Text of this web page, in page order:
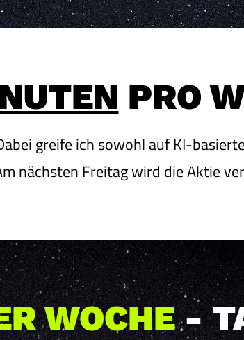
PRO
greife ich sowohl auf KI-
nächsten Freitag wird die Aktie
WOCHE-